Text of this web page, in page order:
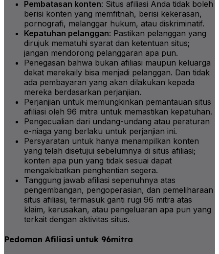
Pembatasan konten: Situs afiliasi Anda tidak boleh
berisi konten yang memfitnah, berisi kekerasan,
pornografi, melanggar hukum, atau diskriminatif.
Kepatuhan pelanggan: Pastikan pelanggan yang
dirujuk mematuhi syarat dan ketentuan situs;
jangan mendorong pelanggaran apa pun.
Penegasan bahwa bukan afiliasi maupun keluarga
dekat merekaily bisa menjadi pelanggan. Dan tidak
ada pembayaran yang akan dilakukan kepada
mereka berdasarkan perjanjian.
Perjanjian untuk memungkinkan pemantauan situs
afiliasi oleh 96 mitra untuk memastikan kepatuhan.
Pengecualian dari undang-undang atau peraturan
e-niaga yang berlaku untuk perjanjian ini.
Persyaratan untuk hanya menampilkan konten
yang telah disetujui sebelumnya di situs afiliasi;
konten apa pun yang tidak sesuai dapat
mengakibatkan penghentian segera.
Tanggung jawab afiliasi sepenuhnya atas
pengembangan, pengoperasian, dan pemeliharaan
situs afiliasi, termasuk ganti rugi 96 mitra atas
klaim, kerusakan, atau pengeluaran apa pun yang
terkait dengan aktivitas situs.
Pedoman Afiliasi untuk 96mitra